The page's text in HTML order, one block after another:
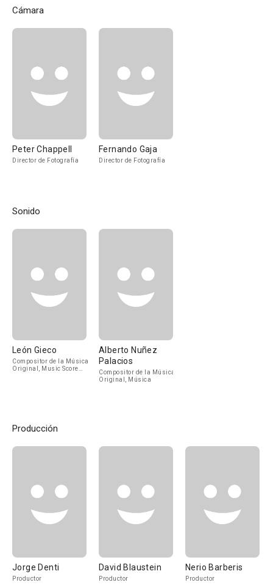
Cámara
Peter Chappell
Director de Fotografía
Fernando Gaja
Director de Fotografía
Sonido
León Gieco
Compositor de la Música
Original, Music Score
Alberto Nuñez
Palacios
Compositor de la Música
Original, Música
Producción
Jorge Denti
Productor
David Blaustein
Productor
Nerio Barberis
Productor